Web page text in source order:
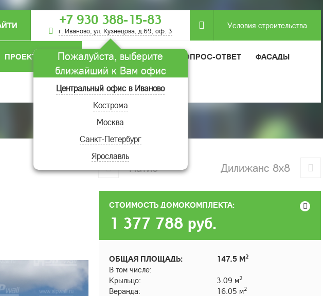
+7 930 388-15-83
г. Иваново, ул. Кузнецова, д.69, оф. 3
Пожалуйста, выберите
ближайший к Вам офис
Центральный офис в Иваново
Кострома
Москва
Санкт-Петербург
Ярославль
Условия строительства
ПРОЕКТЫ ДОМОВ МОДУЛЬНЫЕ ДОМА ВОПРОС-ОТВЕТ ФАСАДЫ
ОТЗЫВЫ
Патио Дилижанс 8х8
СТОИМОСТЬ ДОМОКОМПЛЕКТА:
1 377 788 руб.
ОБЩАЯ ПЛОЩАДЬ: 147.5 М2
В том числе:
Крыльцо:
3.09 м2
Веранда: 16.05 м2